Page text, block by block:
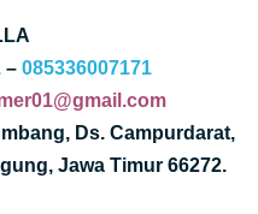
–085336007171
Ds. Campurdarat,
Jawa Timur 66272.